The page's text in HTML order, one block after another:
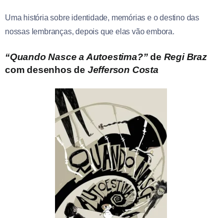
Uma história sobre identidade, memórias e o destino das
nossas lembranças, depois que elas vão embora.
“Quando Nasce a Autoestima?”de Regi Braz
com desenhos de Jefferson Costa